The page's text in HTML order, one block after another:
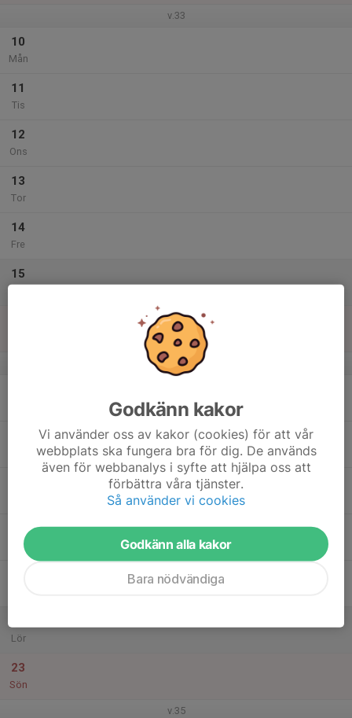
v.33
10
Mån
11
Tis
12
Ons
13
Tor
14
Fre
15
v.34
Tor
Lör
23
Sön
v.35
Godkänn kakor
Vi använder oss av kakor (cookies) för att vår
webbplats ska fungera bra för dig. De används
även för webbanalys i syfte att hjälpa oss att
förbättra våra tjänster.
Så använder vi cookies
Godkänn alla kakor
Bara nödvändiga